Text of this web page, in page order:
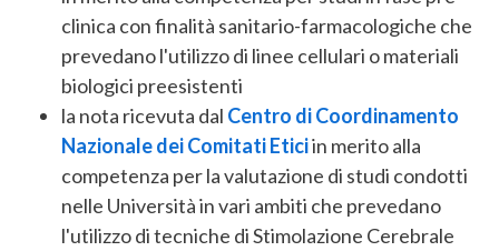
clinica con finalità sanitario-farmacologiche che
prevedano l'utilizzo di linee cellulari o materiali
biologici preesistenti
la nota ricevuta dal Centro di Coordinamento
Nazionale dei Comitati Eticiin merito alla
competenza per la valutazione di studi condotti
nelle Università in vari ambiti che prevedano
l'utilizzo di tecniche di Stimolazione Cerebrale